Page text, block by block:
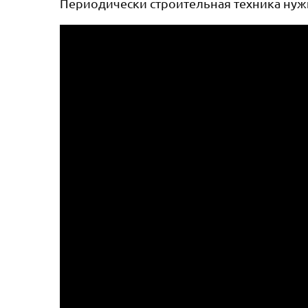
Периодически строительная техника